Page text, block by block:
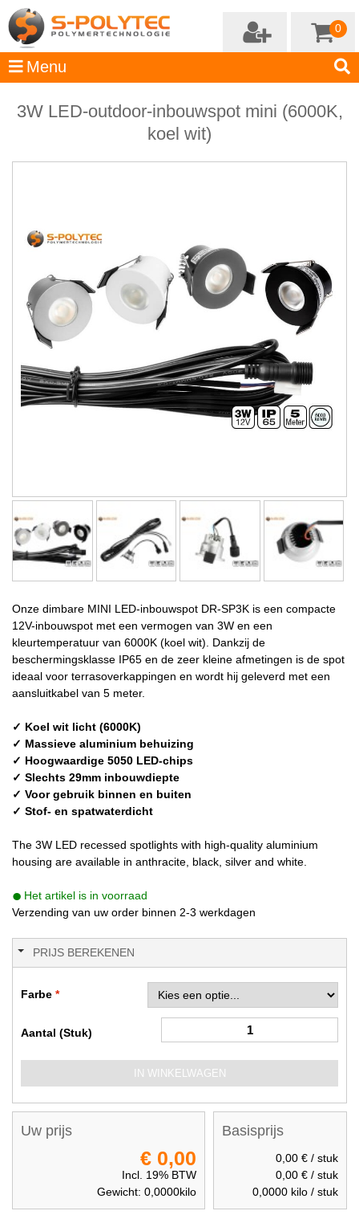
0
3W LED-outdoor-inbouwspot mini (6000K,
koel wit)
Onze dimbare MINI LED-inbouwspot DR-SP3K is een compacte
12V-inbouwspot met een vermogen van 3W en een
kleurtemperatuur van 6000K (koel wit). Dankzij de
beschermingsklasse IP65 en de zeer kleine afmetingen is de spot
ideaal voor terrasoverkappingen en wordt hij geleverd met een
aansluitkabel van 5 meter.
✓ Koel wit licht (6000K)
✓ Massieve aluminium behuizing
✓ Hoogwaardige 5050 LED-chips
✓ Slechts 29mm inbouwdiepte
✓ Voor gebruik binnen en buiten
✓ Stof- en spatwaterdicht
The 3W LED recessed spotlights with high-quality aluminium
housing are available in anthracite, black, silver and white.
Het artikel is in voorraad
Verzending van uw order binnen 2-3 werkdagen
PRIJS BEREKENEN
Farbe
Aantal (Stuk)
IN WINKELWAGEN
Basisprijs
0,00 € / stuk
0,00 € / stuk
0,0000 kilo / stuk
Uw prijs
€ 0,00
Incl. 19% BTW
Gewicht: 0,0000kilo